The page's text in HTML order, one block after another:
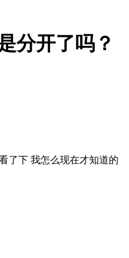
分开了吗？
了下 我怎么现在才知道的